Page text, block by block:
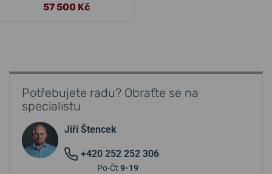
57 500 Kč
Potřebujete radu? Obraťte se na
specialistu
Jiří Štencek
+420 252 252 306
Po-Čt 9-19